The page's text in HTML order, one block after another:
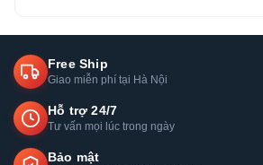
Free Ship
Giao miễn phí tại Hà Nội
Hỗ trợ 24/7
Tư vấn mọi lúc trong ngày
Bảo mật